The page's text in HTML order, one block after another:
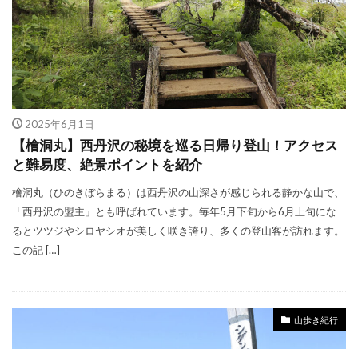
2025年6月1日
【檜洞丸】西丹沢の秘境を巡る日帰り登山！アクセス
と難易度、絶景ポイントを紹介
檜洞丸（ひのきぼらまる）は西丹沢の山深さが感じられる静かな山で、
「西丹沢の盟主」とも呼ばれています。毎年5月下旬から6月上旬にな
るとツツジやシロヤシオが美しく咲き誇り、多くの登山客が訪れます。
この記 […]
山歩き紀行